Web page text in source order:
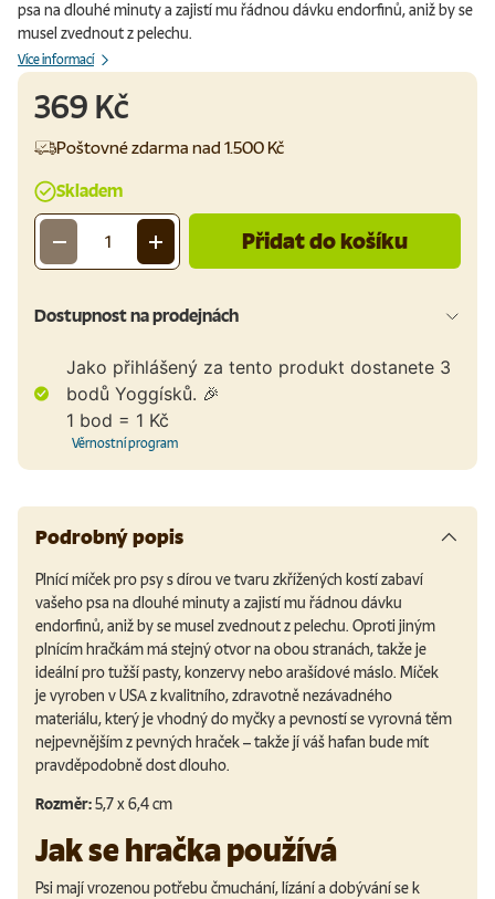
psa na dlouhé minuty a zajistí mu řádnou dávku endorfinů, aniž by se
musel zvednout z pelechu.
Více informací
369 Kč
Poštovné zdarma nad 1.500 Kč
Skladem
Množství
- + Přidat do košíku
Dostupnost na prodejnách
Jako přihlášený za tento produkt dostanete 3
bodů Yoggísků. 🎉
1 bod = 1 Kč
Věrnostní program
Podrobný popis
Plnící míček pro psy s dírou ve tvaru zkřížených kostí zabaví
vašeho psa na dlouhé minuty a zajistí mu řádnou dávku
endorfinů, aniž by se musel zvednout z pelechu. Oproti jiným
plnícím hračkám má stejný otvor na obou stranách, takže je
ideální pro tužší pasty, konzervy nebo arašídové máslo. Míček
je vyroben v USA z kvalitního, zdravotně nezávadného
materiálu, který je vhodný do myčky a pevností se vyrovná těm
nejpevnějším z pevných hraček – takže jí váš hafan bude mít
pravděpodobně dost dlouho.
Rozměr:5,7 x 6,4 cm
Jak se hračka používá
Psi mají vrozenou potřebu čmuchání, lízání a dobývání se k